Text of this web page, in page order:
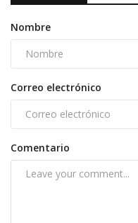
Nombre
Correo electrónico
Comentario